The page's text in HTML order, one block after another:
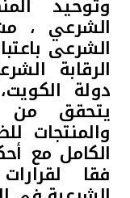
الشرعي ،
الشرعى
الرقابة
دولة
يتحقق من
والمنتجات
الكامل مع
فقا